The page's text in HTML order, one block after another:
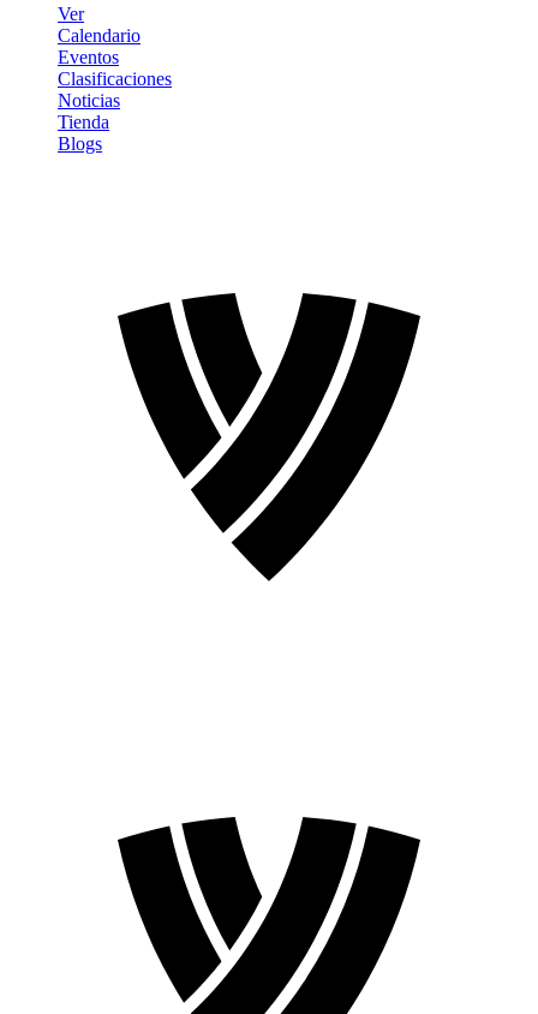
Ver
Calendario
Eventos
Clasificaciones
Noticias
Tienda
Blogs